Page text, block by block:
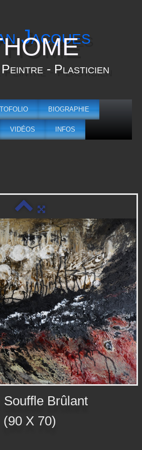
Jacques
- Plasticien
BIOGRAPHIE
VIDÉOS INFOS
Souffle Brûlant
(90 X 70)